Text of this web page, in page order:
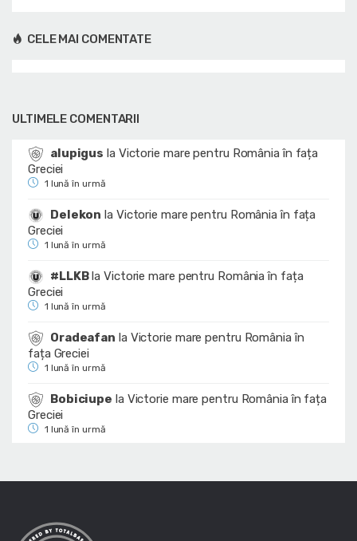
CELE MAI COMENTATE
ULTIMELE COMENTARII
alupigus la Victorie mare pentru România în fața
Greciei
1 lună în urmă
Delekon la Victorie mare pentru România în fața
Greciei
1 lună în urmă
#LLKBlaVictorie mare pentru România în fața
Greciei
1 lună în urmă
Oradeafan la Victorie mare pentru România în
fața Greciei
1 lună în urmă
Bobiciupe la Victorie mare pentru România în fața
Greciei
1 lună în urmă